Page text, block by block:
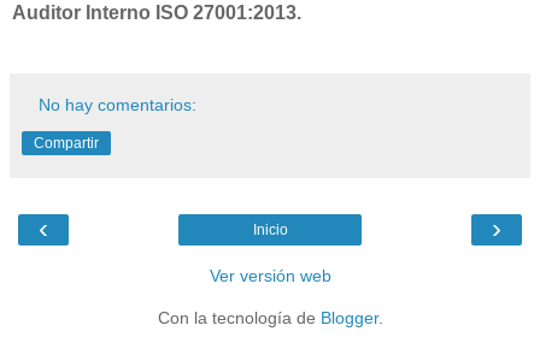
Auditor Interno ISO 27001:2013.
No hay comentarios:
Compartir
‹ ›
Inicio
Ver versión web
Con la tecnología de Blogger.